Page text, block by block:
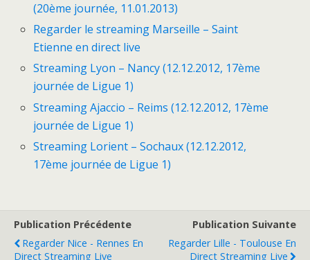
(20ème journée, 11.01.2013)
Regarder le streaming Marseille – Saint
Etienne en direct live
Streaming Lyon – Nancy (12.12.2012, 17ème
journée de Ligue 1)
Streaming Ajaccio – Reims (12.12.2012, 17ème
journée de Ligue 1)
Streaming Lorient – Sochaux (12.12.2012,
17ème journée de Ligue 1)
Publication Précédente
Regarder Nice - Rennes En
Direct Streaming Live
Publication Suivante
Regarder Lille - Toulouse En
Direct Streaming Live